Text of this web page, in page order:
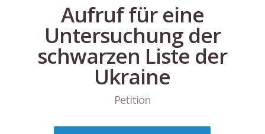
Aufruf für eine
Untersuchung der
schwarzen Liste der
Ukraine
Petition